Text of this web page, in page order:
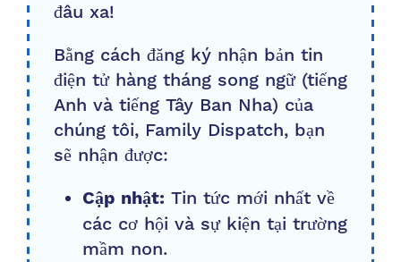
đâu xa!
Bằng cách đăng ký nhận bản tin
điện tử hàng tháng song ngữ (tiếng
Anh và tiếng Tây Ban Nha) của
chúng tôi, Family Dispatch, bạn
sẽ nhận được:
Cập nhật: Tin tức mới nhất về
các cơ hội và sự kiện tại trường
mầm non.